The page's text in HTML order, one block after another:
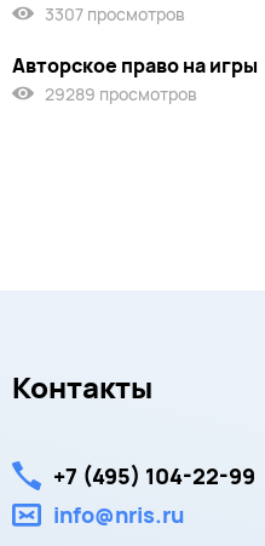
3307 просмотров
Авторское право на игры
29289 просмотров
Контакты
+7 (495) 104-22-99
info@nris.ru